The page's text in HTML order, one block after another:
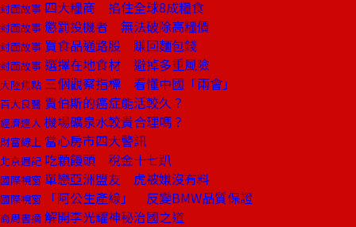
封面故事 四大糧商 掐住全球8成糧食
封面故事 懲罰投機者 無法破除高糧價
封面故事 買食品通路股 賺回麵包錢
封面故事 選擇在地食材 避掉多重風險
大陸焦點 三個觀察指標 看懂中國「兩會」
百大良醫 賈伯斯的癌症能活較久？
經濟達人 機場礦泉水較貴合理嗎？
財富線上 當心房市四大警訊
北京週記 吃顆饅頭 稅金十七趴
國際視窗 單戀亞洲盟友 虎被嫌沒有料
國際視窗 「阿公生產線」 反變BMW品質保證
商周書摘 解開李光耀神秘治國之道